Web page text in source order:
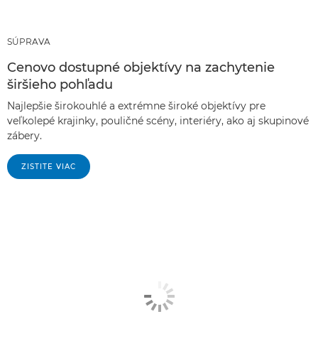
SÚPRAVA
Cenovo dostupné objektívy na zachytenie
širšieho pohľadu
Najlepšie širokouhlé a extrémne široké objektívy pre
veľkolepé krajinky, pouličné scény, interiéry, ako aj skupinové
zábery.
ZISTITE VIAC